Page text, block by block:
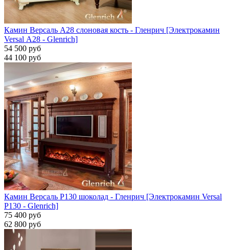
Камин Версаль A28 слоновая кость - Гленрич [Электрокамин
Versal А28 - Glenrich]
54 500 руб
44 100 руб
Камин Версаль P130 шоколад - Гленрич [Электрокамин Versal
P130 - Glenrich]
75 400 руб
62 800 руб